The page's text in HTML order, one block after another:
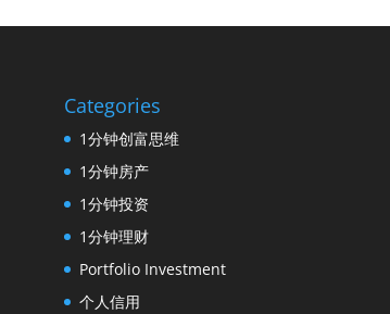
Categories
1分钟创富思维
1分钟房产
1分钟投资
1分钟理财
Portfolio Investment
个人信用